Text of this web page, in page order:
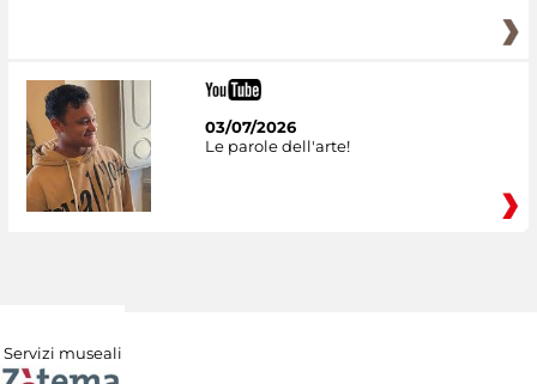
03/07/2026
Le parole dell'arte!
Servizi museali